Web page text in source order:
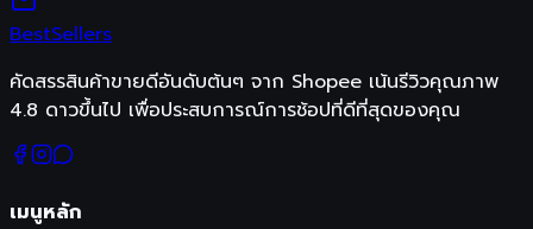
BestSellers
คัดสรรสินค้าขายดีอันดับต้นๆ จาก Shopee เน้นรีวิวคุณภาพ
4.8 ดาวขึ้นไป เพื่อประสบการณ์การช้อปที่ดีที่สุดของคุณ
เมนูหลัก